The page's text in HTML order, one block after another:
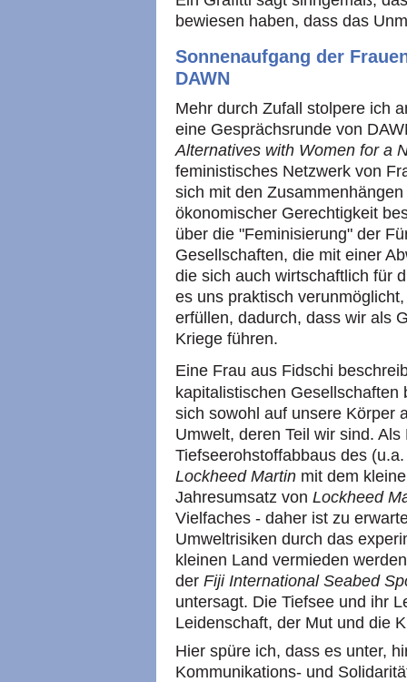
bewiesen haben, dass das
Sonnenaufgang der
DAWN
Mehr durch Zufall stolpere ich
eine Gesprächsrunde von
Alternatives with Women for a
feministisches Netzwerk von
sich mit den
ökonomischer Gerechtigkeit
über die "Feminisierung" der
Gesellschaften, die mit einer
die sich auch wirtschaftlich für
es uns praktisch
erfüllen, dadurch, dass wir als
Kriege führen.
Eine Frau aus Fidschi
kapitalistischen
sich sowohl auf unsere Körper
Umwelt, deren Teil wir sind.
Tiefseerohstoffabbaus des
Lockheed Martin mit dem
Jahresumsatz von Lockheed
Vielfaches - daher ist zu
Umweltrisiken durch das
kleinen Land vermieden
der Fiji International Seabed
untersagt. Die Tiefsee und ihr
Leidenschaft, der Mut und die
Hier spüre ich, dass es unter,
Kommunikations- und